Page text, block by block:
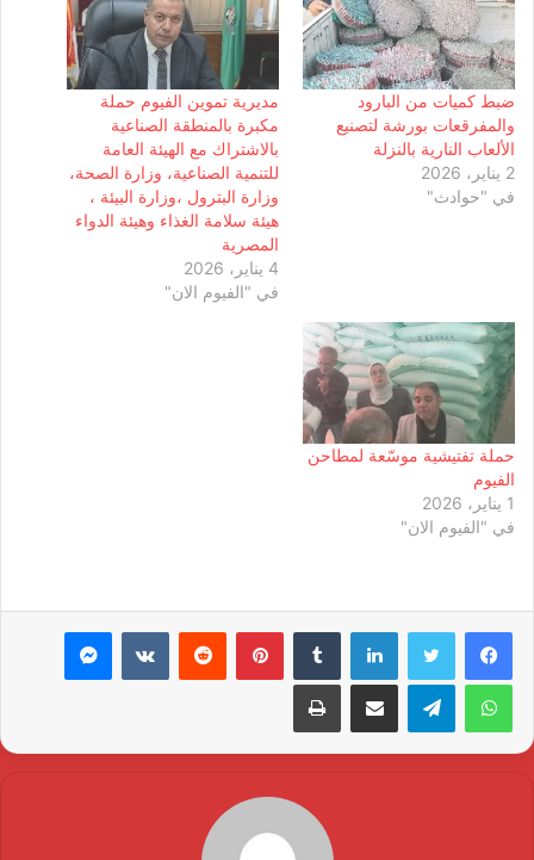
ضبط كميات من البارود
والمفرقعات بورشة لتصنيع
الألعاب النارية بالنزلة
2 يناير، 2026
في "حوادث"
مديرية تموين الفيوم حملة
مكبرة بالمنطقة الصناعية
بالاشتراك مع الهيئة العامة
للتنمية الصناعية، وزارة الصحة،
وزارة البترول ،وزارة البيئة ،
هيئة سلامة الغذاء وهيئة الدواء
المصرية
4 يناير، 2026
في "الفيوم الان"
حملة تفتيشية موسّعة لمطاحن
الفيوم
1 يناير، 2026
في "الفيوم الان"
لينكدإن بينتيريست ماسنجر
واتساب تيلقرام مشاركة عبر البريد طباعة